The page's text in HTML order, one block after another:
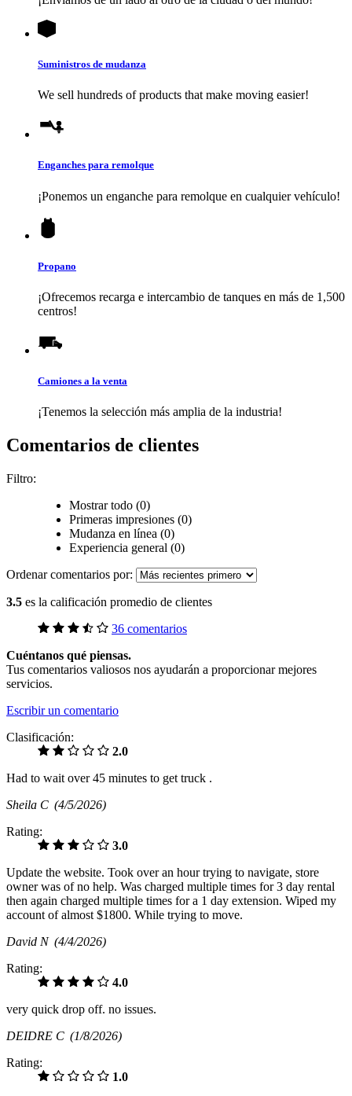
Suministros de mudanza
We sell hundreds of products that make moving easier!
Enganches para remolque
¡Ponemos un enganche para remolque en cualquier vehículo!
Propano
¡Ofrecemos recarga e intercambio de tanques en más de 1,500
centros!
Camiones a la venta
¡Tenemos la selección más amplia de la industria!
Comentarios de clientes
Filtro:
Mostrar todo (0)
Primeras impresiones (0)
Mudanza en línea (0)
Experiencia general (0)
Ordenar comentarios por:
3.5 es la calificación promedio de clientes
36 comentarios
Cuéntanos qué piensas.
Tus comentarios valiosos nos ayudarán a proporcionar mejores
servicios.
Escribir un comentario
Clasificación:
2.0
Had to wait over 45 minutes to get truck .
Sheila C (4/5/2026)
Rating:
3.0
Update the website. Took over an hour trying to navigate, store
owner was of no help. Was charged multiple times for 3 day rental
then again charged multiple times for a 1 day extension. Wiped my
account of almost $1800. While trying to move.
David N (4/4/2026)
Rating:
4.0
very quick drop off. no issues.
DEIDRE C (1/8/2026)
Rating:
1.0